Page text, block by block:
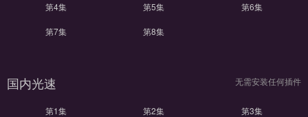
第4集 第5集 第6集
第7集 第8集
无需安装任何插件
国内光速
第1集 第2集 第3集